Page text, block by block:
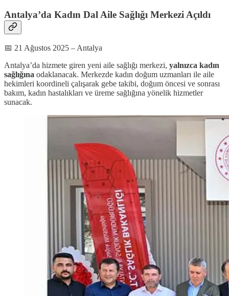
Antalya’da Kadın Dal Aile Sağlığı Merkezi Açıldı
📅 21 Ağustos 2025 – Antalya
Antalya’da hizmete giren yeni aile sağlığı merkezi, yalnızca kadın
sağlığına odaklanacak. Merkezde kadın doğum uzmanları ile aile
hekimleri koordineli çalışarak gebe takibi, doğum öncesi ve sonrası
bakım, kadın hastalıkları ve üreme sağlığına yönelik hizmetler
sunacak.